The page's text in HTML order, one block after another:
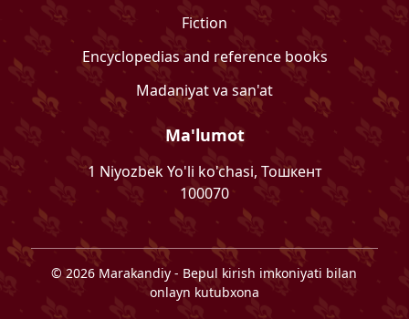
Fiction
Encyclopedias and reference books
Madaniyat va san'at
Ma'lumot
1 Niyozbek Yo'li ko'chasi, Тошкент
100070
©2026 Marakandiy- Bepul kirish imkoniyati bilan
onlayn kutubxona